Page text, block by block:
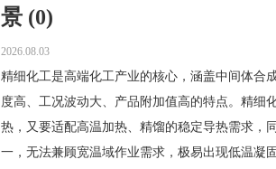
景 (0)
2026.08.03
精细化工是高端化工产业的核心，涵盖中间体合
度高、工况波动大、产品附加值高的特点。精细
热，又要适配高温加热、精馏的稳定导热需求，
一，无法兼顾宽温域作业需求，极易出现低温凝